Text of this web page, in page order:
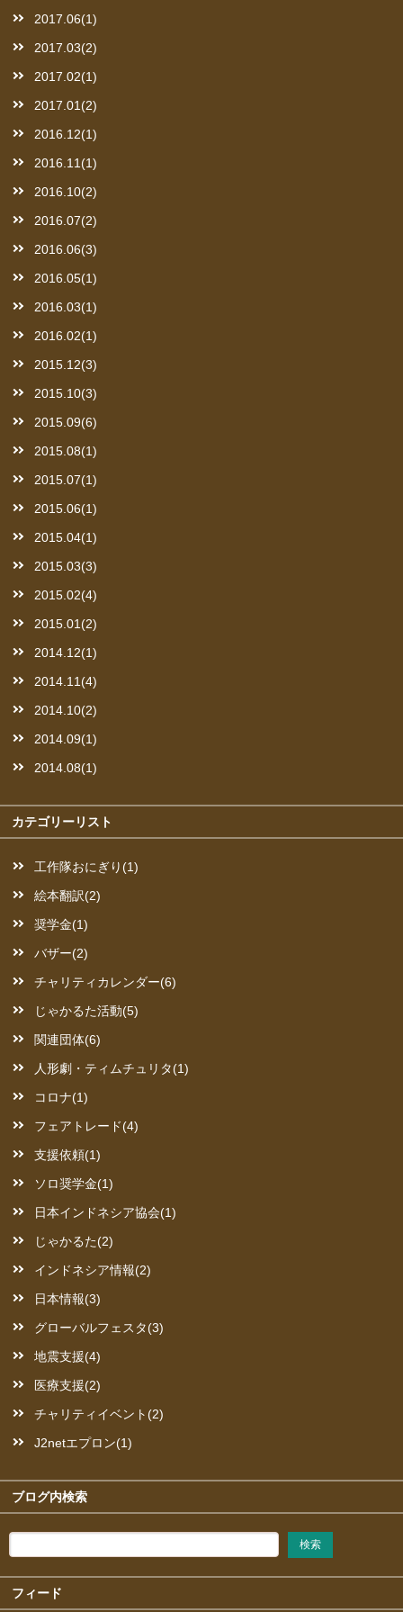
2017.06(1)
2017.03(2)
2017.02(1)
2017.01(2)
2016.12(1)
2016.11(1)
2016.10(2)
2016.07(2)
2016.06(3)
2016.05(1)
2016.03(1)
2016.02(1)
2015.12(3)
2015.10(3)
2015.09(6)
2015.08(1)
2015.07(1)
2015.06(1)
2015.04(1)
2015.03(3)
2015.02(4)
2015.01(2)
2014.12(1)
2014.11(4)
2014.10(2)
2014.09(1)
2014.08(1)
カテゴリーリスト
工作隊おにぎり(1)
絵本翻訳(2)
奨学金(1)
バザー(2)
チャリティカレンダー(6)
じゃかるた活動(5)
関連団体(6)
人形劇・ティムチュリタ(1)
コロナ(1)
フェアトレード(4)
支援依頼(1)
ソロ奨学金(1)
日本インドネシア協会(1)
じゃかるた(2)
インドネシア情報(2)
日本情報(3)
グローバルフェスタ(3)
地震支援(4)
医療支援(2)
チャリティイベント(2)
J2netエプロン(1)
ブログ内検索
フィード